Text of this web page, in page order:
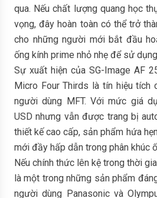
qua. Nếu chất lượng quang học
vọng, đây hoàn toàn có thể trở
cho những người mới bắt đầu
ống kính prime nhỏ nhẹ để sử
Sự xuất hiện của SG-Image AF
Micro Four Thirds là tín hiệu
người dùng MFT. Với mức giá
USD nhưng vẫn được trang bị
thiết kế cao cấp, sản phẩm hứa
mới đầy hấp dẫn trong phân khúc
Nếu chính thức lên kệ trong thời
là một trong những sản phẩm
người dùng Panasonic và